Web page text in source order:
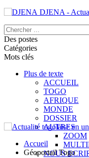
DJENA -
Des postes
Catégories
Mots clés
Plus de texte
ACCUEIL
TOGO
AFRIQUE
MONDE
DOSSIER
AUTRES
ZOOM
NOUS
Accueil
Géoportail Togo